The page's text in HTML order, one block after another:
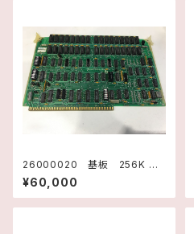
26000020 基板 256K DR
AM TM990/203A-2 H21
74001 テキサスインスツルメ
ンツ
¥60,000